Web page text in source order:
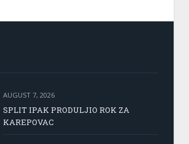
AUGUST 7, 2026
SPLIT IPAK PRODULJIO ROK ZA
KAREPOVAC